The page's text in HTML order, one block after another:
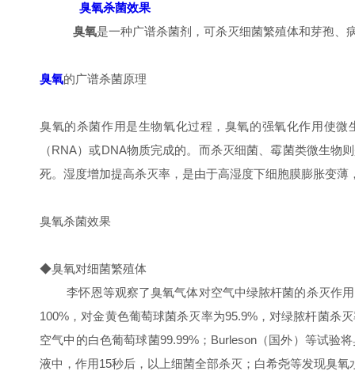
臭氧杀菌效果
臭氧是一种广谱杀菌剂，可杀灭细菌繁殖体和芽孢、
臭氧的广谱杀菌原理
臭氧的杀菌作用是生物氧化过程，臭氧的强氧化作用使
（RNA）或DNA物质完成的。而杀灭细菌、霉菌类微生
死。湿度增加提高杀灭率，是由于高湿度下细胞膜膨胀变
臭氧杀菌效果
◆臭氧对细菌繁殖体
李怀恩等观察了臭氧气体对空气中绿脓杆菌的杀灭作用
100%，对金黄色葡萄球菌杀灭率为95.9%，对绿脓杆菌杀
空气中的白色葡萄球菌99.99%；Burleson（国外）等试验
液中，作用15秒后，以上细菌全部杀灭；白希尧等发现臭